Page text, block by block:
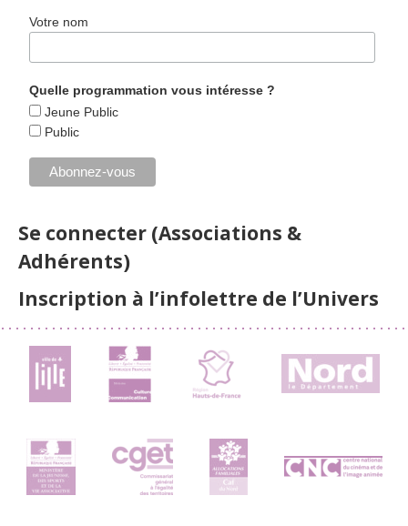
Votre nom
Quelle programmation vous intéresse ?
Jeune Public
Public
Se connecter (Associations &
Adhérents)
Inscription à l’infolettre de l’Univers